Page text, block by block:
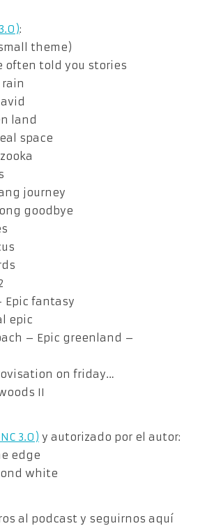
letra
:
theme)
often told you stories
land
space
journey
goodbye
Epic fantasy
epic
– Epic greenland –
on friday…
II
3.0) y autorizado por el autor:
edge
white
al podcast y seguirnos aquí